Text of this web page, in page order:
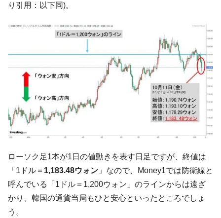
『Money1』
中国だけが鉄鋼輸出を異常増加させる ⇒ 中
韓国製造業「半導体絶好調」のウラで他業
種は全般的「不調」⇒ PSIが示す現況は決して良くない。
【米韓激突案件】韓国消費者院が『クーパ
ン』1人当たり賠償10万ウォンを認定 ⇒ 総額3兆7,000億
『Money1』 韓国で猛暑。南東部では干ばつ
『Money1』
韓国型イージス搭載の次世代駆逐艦
「KDDX」1番艦、2032年竣工と公示
『Money1』
『Money1』
韓国政府『BYD』車への補助金を全廃 ⇒ 実
は韓国で『BYD』車は売れている。6カ月で対前年同期比
1.9倍！
『Money1』
在韓米国大使スティールが着韓！⇒ さっそ
く空港に詰めかけ「出て行け！」「極右勢力」のプラカー
り引用：以下同)。
ローソク足1本が1日の値動きを表す日足ですが、終値は
「1ドル＝ 1,183.48ウォン 」なので、Money1では防衛線と
呼んでいる「1ドル＝1,200ウォン」のラインからは遠ざ
かり、韓国の通貨当局もひと安心といったところでしょ
う。